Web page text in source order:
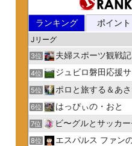
ランキング ポイント
3位 夫婦スポーツ観戦記
4位 ジュビロ磐田応援サイ
5位 ポロと旅する＆あさ
6位 はっぴぃの・おと
7位 ビ〜グルとサッカー
8位 エスパルス ファン